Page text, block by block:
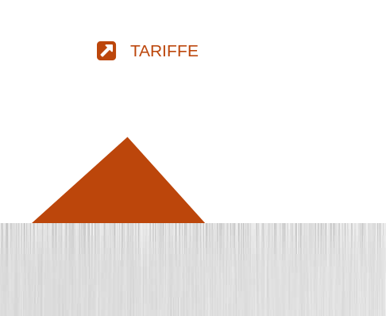
TARIFFE